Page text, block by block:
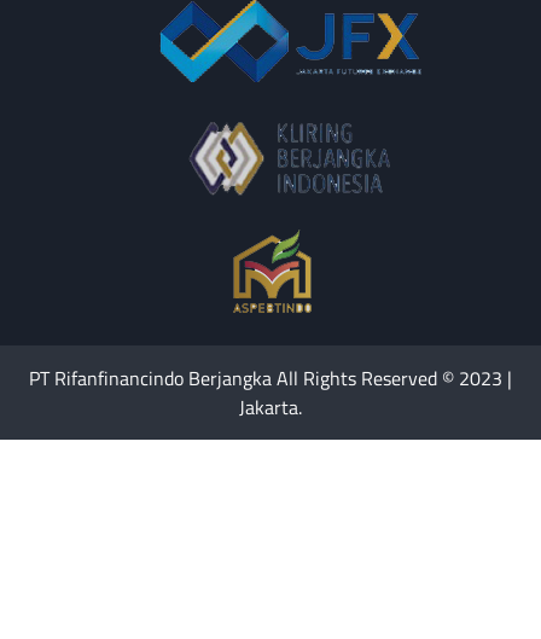
PT Rifanfinancindo Berjangka All Rights Reserved © 2023 |
Jakarta.